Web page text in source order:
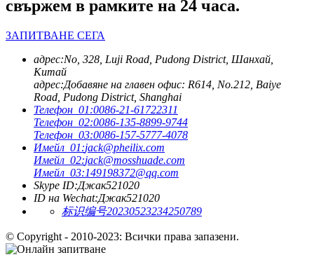
свържем в рамките на 24 часа.
ЗАПИТВАНЕ СЕГА
адрес:No, 328, Luji Road, Pudong District, Шанхай,
Китай
адрес:Добавяне на главен офис: R614, No.212, Baiye
Road, Pudong District, Shanghai
Телефон_01:0086-21-61722311
Телефон_02:0086-135-8899-9744
Телефон_03:0086-157-5777-4078
Имейл_01:jack@pheilix.com
Имейл_02:jack@mosshuade.com
Имейл_03:149198372@qq.com
Skype ID:Джак521020
ID на Wechat:Джак521020
标识编号20230523234250789
© Copyright - 2010-2023: Всички права запазени.